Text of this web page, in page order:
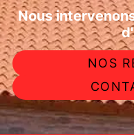
Nous
NOS